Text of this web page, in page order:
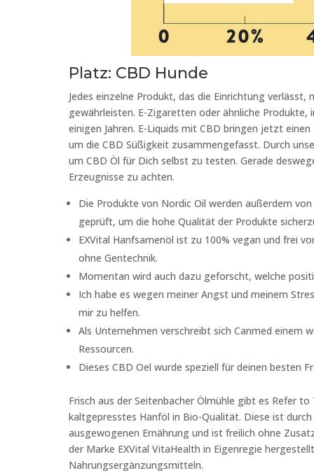
Platz: CBD Hunde
Jedes einzelne Produkt, das die Einrichtung
gewährleisten. E-Zigaretten oder ähnliche
einigen Jahren. E-Liquids mit CBD bringen jetzt
um die CBD Süßigkeit zusammengefasst. Durch
um CBD Öl für Dich selbst zu testen. Gerade
Erzeugnisse zu achten.
Die Produkte von Nordic Oil werden außerdem
geprüft, um die hohe Qualität der Produkte
EXVital Hanfsamenöl ist zu 100% vegan und frei
ohne Gentechnik.
Momentan wird auch dazu geforscht, welche
Ich habe es wegen meiner Angst und meinem
mir zu helfen.
Als Unternehmen verschreibt sich Canmed einem
Ressourcen.
Dieses CBD Oel wurde speziell für deinen besten
Frisch aus der Seitenbacher Ölmühle gibt es Refer
kaltgepresstes Hanföl in Bio-Qualität. Diese ist
ausgewogenen Ernährung und ist freilich ohne
der Marke EXVital VitaHealth in Eigenregie
Nahrungsergänzungsmitteln.